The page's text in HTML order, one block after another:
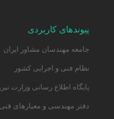
پیوندهای کاربردی
جامعه مهندسان مشاور ایران
نظام فنی و اجرایی کشور
پایگاه اطلاع رسانی وزارت
دفتر مهندسی و معیارهای فنی